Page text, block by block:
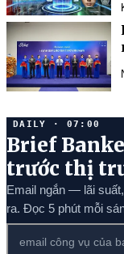
DAILY · 07:00
Brief
trước thị
Email ngắn — lãi
ra. Đọc 5 phút mỗi